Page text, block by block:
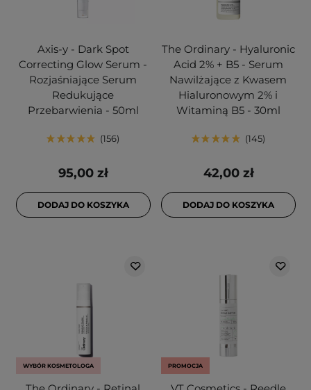
Axis-y - Dark Spot
Correcting Glow Serum -
Rozjaśniające Serum
Redukujące
Przebarwienia - 50ml
156
95,00 zł
DODAJ DO KOSZYKA
The Ordinary - Hyaluronic
Acid 2% + B5 - Serum
Nawilżające z Kwasem
Hialuronowym 2% i
Witaminą B5 - 30ml
145
42,00 zł
DODAJ DO KOSZYKA
WYBÓR KOSMETOLOGA PROMOCJA